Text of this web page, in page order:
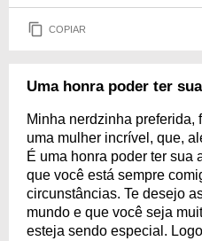
COPIAR
Uma honra poder ter
Minha nerdzinha preferida,
uma mulher incrível, que,
É uma honra poder ter sua
que você está sempre
circunstâncias. Te desejo
mundo e que você seja
esteja sendo especial.